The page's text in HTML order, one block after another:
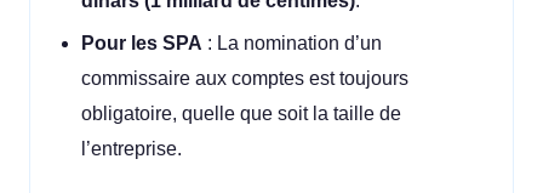
Pour les SPA : La nomination d’un
commissaire aux comptes est toujours
obligatoire, quelle que soit la taille de
l’entreprise.